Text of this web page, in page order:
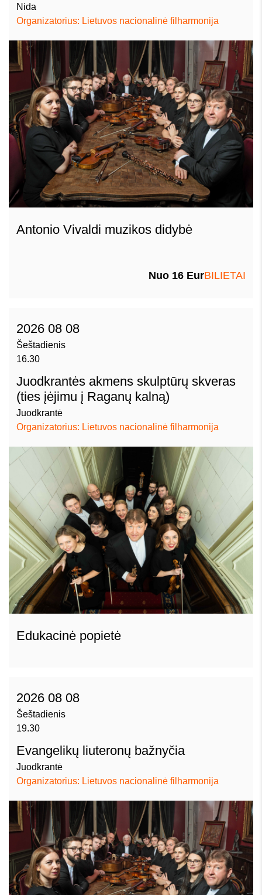
Nida
Organizatorius: Lietuvos nacionalinė filharmonija
Antonio Vivaldi muzikos didybė
Nuo 16 EurBILIETAI
2026 08 08
Šeštadienis
16.30
Juodkrantės akmens skulptūrų skveras
(ties įėjimu į Raganų kalną)
Juodkrantė
Organizatorius: Lietuvos nacionalinė filharmonija
Edukacinė popietė
2026 08 08
Šeštadienis
19.30
Evangelikų liuteronų bažnyčia
Juodkrantė
Organizatorius: Lietuvos nacionalinė filharmonija